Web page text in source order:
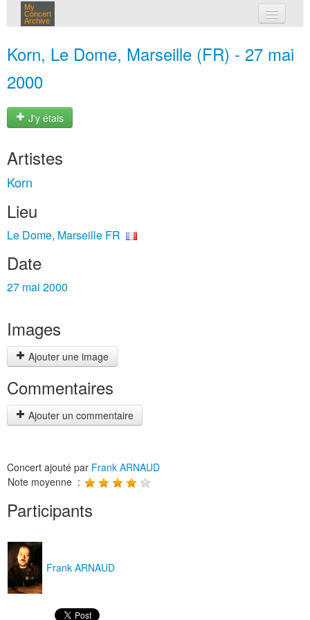
My
Concert
Archive
Korn, Le Dome, Marseille (FR) - 27 mai
2000
J'y étais
Artistes
Korn
Lieu
Le Dome, Marseille FR
Date
27 mai 2000
Images
Ajouter une image
Commentaires
Ajouter un commentaire
Concert ajouté par Frank ARNAUD
Note moyenne :
Participants
Frank ARNAUD